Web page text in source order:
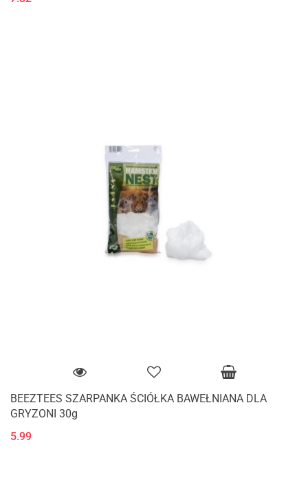
BEEZTEES SZARPANKA ŚCIÓŁKA BAWEŁNIANA DLA
GRYZONI 30g
5.99